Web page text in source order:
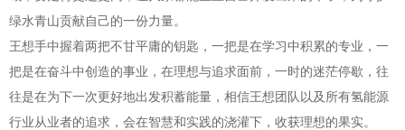
绿水青山贡献自己的一份力量。
王想手中握着两把不甘平庸的钥匙，一把是在学习中积累的专业，一
把是在奋斗中创造的事业，在理想与追求面前，一时的迷茫停歇，往
往是在为下一次更好地出发积蓄能量，相信王想团队以及所有氢能源
行业从业者的追求，会在智慧和实践的浇灌下，收获理想的果实。